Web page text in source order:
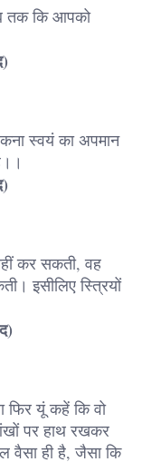
तक कि आपको
स्वयं का अपमान
कर सकती, वह
इसीलिए स्त्रियों
फिर यूं कहें कि वो
पर हाथ रखकर
वैसा ही है, जैसा कि